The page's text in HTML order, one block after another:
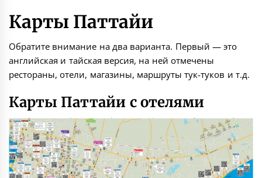
Карты Паттайи
Обратите внимание на два варианта. Первый — это
английская и тайская версия, на ней отмечены
рестораны, отели, магазины, маршруты тук-туков и т.д.
Карты Паттайи с отелями